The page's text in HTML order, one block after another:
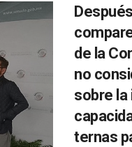
de la
no
sobre la
ternas